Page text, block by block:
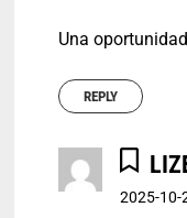
Una
REPLY
2025-10-